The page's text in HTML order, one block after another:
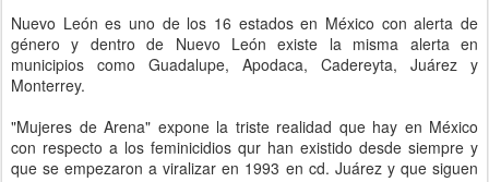
Nuevo León es uno de los 16 estados en México con alerta de
género y dentro de Nuevo León existe la misma alerta en
municipios como Guadalupe, Apodaca, Cadereyta, Juárez y
Monterrey.
"Mujeres de Arena" expone la triste realidad que hay en México
con respecto a los feminicidios qur han existido desde siempre y
que se empezaron a viralizar en 1993 en cd. Juárez y que siguen